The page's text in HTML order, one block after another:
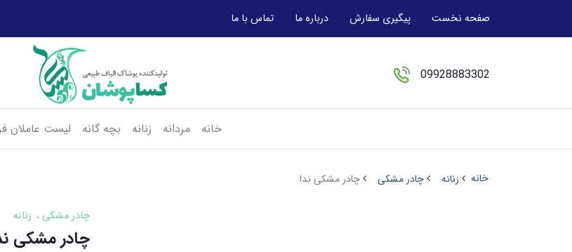
صفحه نخست پیگیری سفارش درباره ما تماس با ما
09928883302
خانه مردانه زنانه بچه گانه لیست عاملان
خانه زنانه چادر مشکی چادر مشکی ندا
چادر مشکی زنانه
چادر مشکی